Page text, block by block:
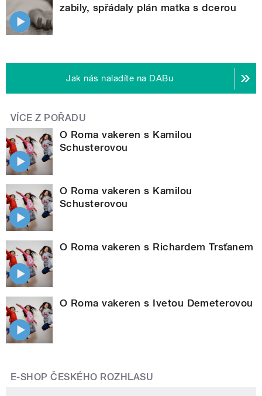
zabily, spřádaly plán matka s dcerou
Jak nás naladíte na DABu
VÍCE Z POŘADU
O Roma vakeren s Kamilou
Schusterovou
O Roma vakeren s Kamilou
Schusterovou
O Roma vakeren s Richardem Trsťanem
O Roma vakeren s Ivetou Demeterovou
E-SHOP ČESKÉHO ROZHLASU